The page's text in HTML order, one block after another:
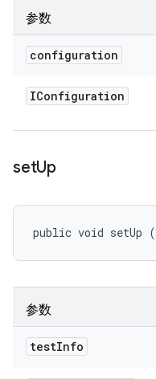
参数
configuration
IConfiguration
setUp
public void setUp (
参数
testInfo